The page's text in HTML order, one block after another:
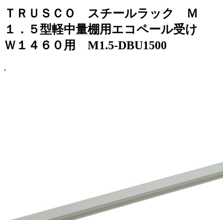
ＴＲＵＳＣＯ スチールラック Ｍ
１．５型軽中量棚用エコペール受け
Ｗ１４６０用 M1.5-DBU1500
,